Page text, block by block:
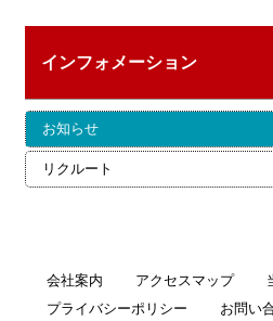
インフォメーション
お知らせ
リクルート
会社案内 アクセスマップ
プライバシーポリシー
お問い